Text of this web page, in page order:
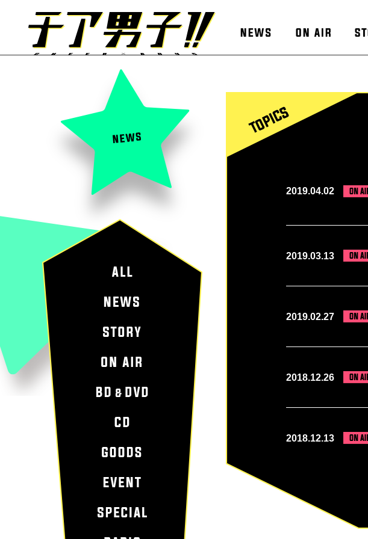
2019.04.02
2019.03.13
2019.02.27
2018.12.26
2018.12.13